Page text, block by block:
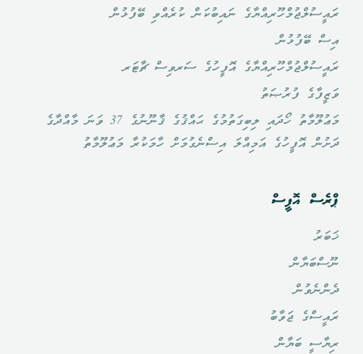
ރައީސުލްޖުމްހޫރިއްޔާގެ ނައިބުކަން ކުރެއްވި ބޭފުޅުން
އިސް ބޭފުޅުން
ރައީސުލްޖުމްހޫރިއްޔާގެ އޮފީހުގެ ސަރވިސް ޗާޓަރ
ވަޒީފާގެ ފުރުޞަތު
މަޢުލޫމާތު ހޯދައި ލިބިގަތުމުގެ ޙައްޤުގެ ޤާނޫނުގެ 37 ވަނަ މާއްދާގެ
ދަށުން އޮފީހުގެ އަމިއްލަ އިސްނެގުމަށް ހާމަކުރާ މަޢުލޫމާތު
ޕްރެސް އޮފީސް
ޚަބަރު
ނޫސްބަޔާން
ދެންނެވުން
ރައީސްގެ ޖަވާބު
ރިޔާސީ ބަޔާން